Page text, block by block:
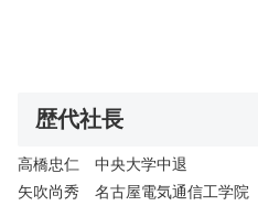
歴代社長
高橋忠仁 中央大学中退
矢吹尚秀 名古屋電気通信工学院